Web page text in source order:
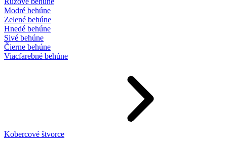
Modré behúne
Zelené behúne
Hnedé behúne
Sivé behúne
Čierne behúne
Viacfarebné behúne
Kobercové štvorce